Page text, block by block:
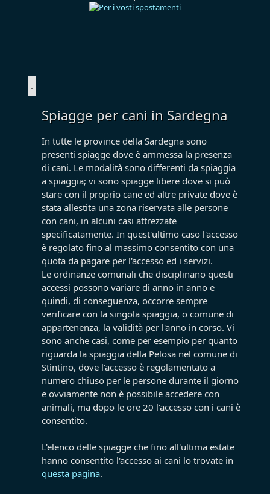
Spiagge per cani in Sardegna
In tutte le province della Sardegna sono
presenti spiagge dove è ammessa la presenza
di cani. Le modalità sono differenti da spiaggia
a spiaggia; vi sono spiagge libere dove si può
stare con il proprio cane ed altre private dove è
stata allestita una zona riservata alle persone
con cani, in alcuni casi attrezzate
specificatamente. In quest'ultimo caso l'accesso
è regolato fino al massimo consentito con una
quota da pagare per l'accesso ed i servizi.
Le ordinanze comunali che disciplinano questi
accessi possono variare di anno in anno e
quindi, di conseguenza, occorre sempre
verificare con la singola spiaggia, o comune di
appartenenza, la validità per l'anno in corso. Vi
sono anche casi, come per esempio per quanto
riguarda la spiaggia della Pelosa nel comune di
Stintino, dove l'accesso è regolamentato a
numero chiuso per le persone durante il giorno
e ovviamente non è possibile accedere con
animali, ma dopo le ore 20 l'accesso con i cani è
consentito.
L'elenco delle spiagge che fino all'ultima estate
hanno consentito l'accesso ai cani lo trovate in
questa pagina.